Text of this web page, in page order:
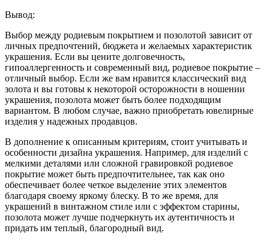
Вывод:
Выбор между родиевым покрытием и позолотой зависит от
личных предпочтений, бюджета и желаемых характеристик
украшения. Если вы цените долговечность,
гипоаллергенность и современный вид, родиевое покрытие –
отличный выбор. Если же вам нравится классический вид
золота и вы готовы к некоторой осторожности в ношении
украшения, позолота может быть более подходящим
вариантом. В любом случае, важно приобретать ювелирные
изделия у надежных продавцов.
В дополнение к описанным критериям, стоит учитывать и
особенности дизайна украшения. Например, для изделий с
мелкими деталями или сложной гравировкой родиевое
покрытие может быть предпочтительнее, так как оно
обеспечивает более четкое выделение этих элементов
благодаря своему яркому блеску. В то же время, для
украшений в винтажном стиле или с эффектом старины,
позолота может лучше подчеркнуть их аутентичность и
придать им теплый, благородный вид.